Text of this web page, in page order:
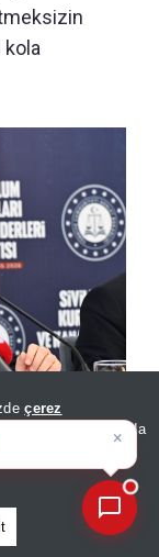
çerez
GDPR kapsamında
Metnimizi
kola
ve
analiz